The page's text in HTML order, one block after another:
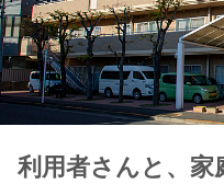
利用者さんと、家